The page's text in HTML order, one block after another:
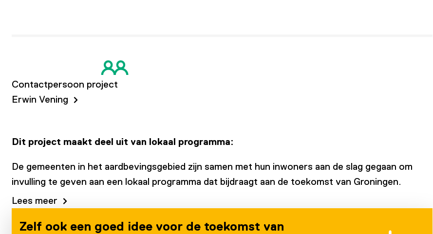
Contactpersoon project
Erwin Vening
Dit project maakt deel uit van lokaal programma:
De gemeenten in het aardbevingsgebied zijn samen met hun inwoners aan de slag gegaan om
invulling te geven aan een lokaal programma dat bijdraagt aan de toekomst van Groningen.
Lees meer
Zelf ook een goed idee voor de toekomst van